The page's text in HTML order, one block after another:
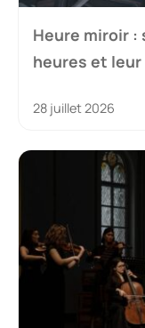
Heure miroir
heures et
28 juillet 2026